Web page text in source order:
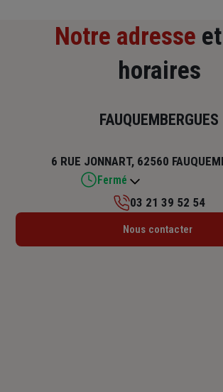
Notre adresse
horaires
FAUQUEMBERGUES
6 RUE JONNART, 62560
Fermé
Lundi : 09h – 12h / 14h – 18h
03 21 39 52 54
Nous contacter